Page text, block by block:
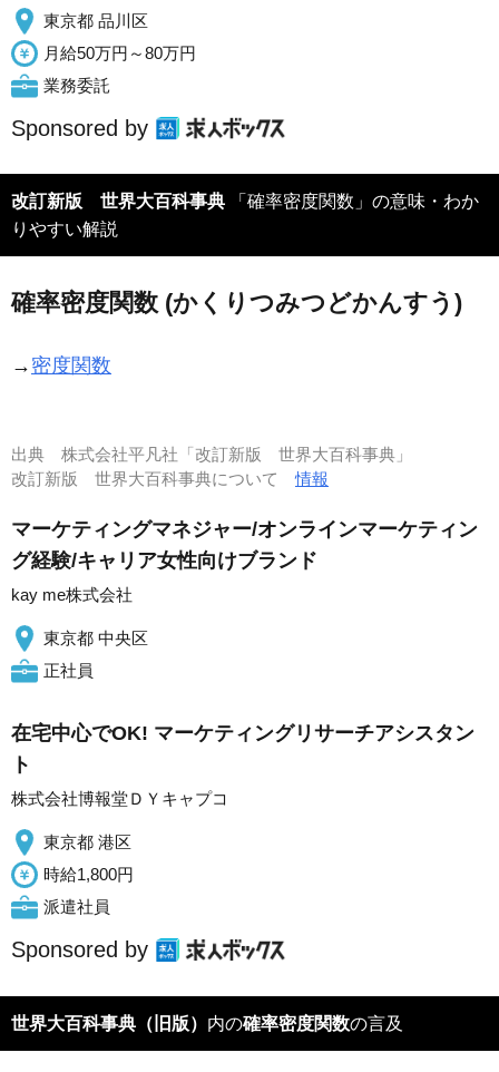
東京都 品川区
月給50万円～80万円
業務委託
Sponsored by
改訂新版 世界大百科事典 「確率密度関数」の意味・わか
りやすい解説
確率密度関数 (かくりつみつどかんすう)
→ 密度関数
出典 株式会社平凡社「改訂新版 世界大百科事典」
改訂新版 世界大百科事典について情報
マーケティングマネジャー/オンラインマーケティン
グ経験/キャリア女性向けブランド
kay me株式会社
東京都 中央区
正社員
在宅中心でOK! マーケティングリサーチアシスタン
ト
株式会社博報堂ＤＹキャプコ
東京都 港区
時給1,800円
派遣社員
Sponsored by
世界大百科事典（旧版） 内の確率密度関数の言及